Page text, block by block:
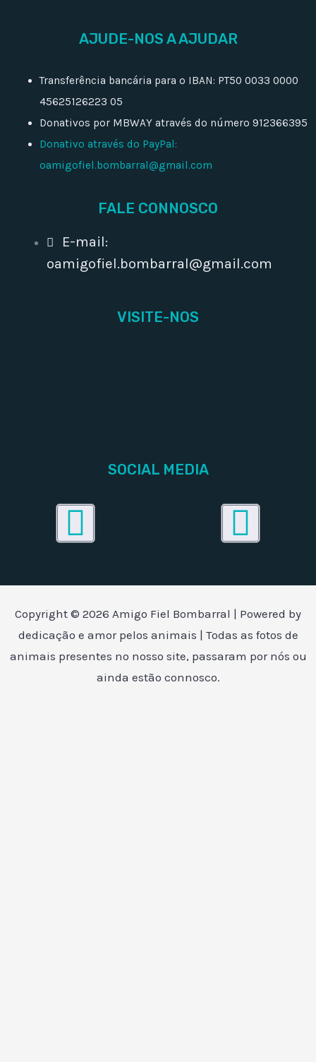
AJUDE-NOS A AJUDAR
Transferência bancária para o IBAN: PT50 0033 0000
45625126223 05
Donativos por MBWAY através do número 912366395
Donativo através do PayPal:
oamigofiel.bombarral@gmail.com
FALE CONNOSCO
E-mail:
oamigofiel.bombarral@gmail.com
VISITE-NOS
SOCIAL MEDIA
Facebook
Copyright © 2026 Amigo Fiel Bombarral | Powered by
dedicação e amor pelos animais | Todas as fotos de
animais presentes no nosso site, passaram por nós ou
ainda estão connosco.